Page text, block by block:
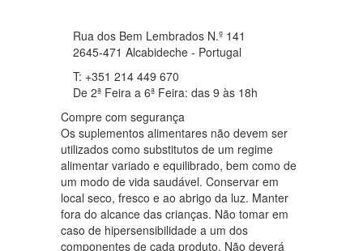
Rua dos Bem Lembrados N.º 141
2645-471 Alcabideche - Portugal
T: +351 214 449 670
De 2ª Feira a 6ª Feira: das 9 às 18h
Compre com segurança
Os suplementos alimentares não devem ser
utilizados como substitutos de um regime
alimentar variado e equilibrado, bem como de
um modo de vida saudável. Conservar em
local seco, fresco e ao abrigo da luz. Manter
fora do alcance das crianças. Não tomar em
caso de hipersensibilidade a um dos
componentes de cada produto. Não deverá